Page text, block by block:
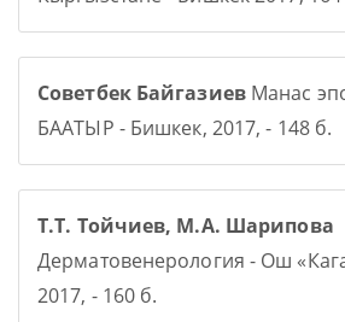
Советбек БайгазиевМанас
БААТЫР - Бишкек, 2017, - 148 б.
Т.Т. Тойчиев, М.А. Шарипова
Дерматовенерология - Ош
2017, - 160 б.